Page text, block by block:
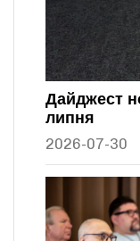
Дайджест
липня
2026-07-30